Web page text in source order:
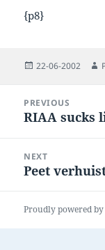
{p8}
Posted
22-06-2002
navigation
PREVIOUS
Previous
RIAA sucks
NEXT
Next
Peet
Proudly powered by